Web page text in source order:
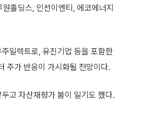
홀딩스, 인선이엔티, 에코에너지
일렉트로, 유진기업 등을 포함한
주가 반응이 가시화될 전망이다.
고 자산재평가 붐이 일기도 했다.